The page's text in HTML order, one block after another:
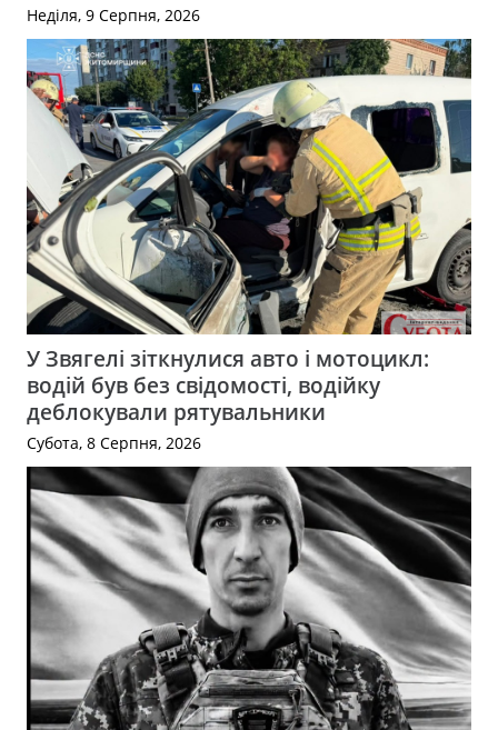
Неділя, 9 Серпня, 2026
У Звягелі зіткнулися авто і мотоцикл:
водій був без свідомості, водійку
деблокували рятувальники
Субота, 8 Серпня, 2026